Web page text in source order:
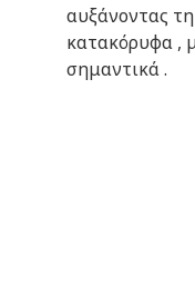
αυξάνοντας
κατακόρυφα ,
σημαντικά .